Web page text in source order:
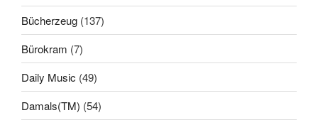
Bücherzeug (137)
Bürokram (7)
Daily Music (49)
Damals(TM) (54)